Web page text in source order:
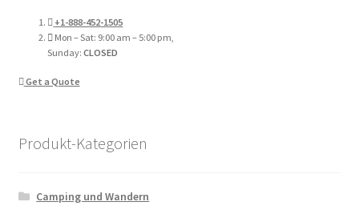
Datenschutz & AGB
FAQ — Häufig gestellte Fragen
Rückgabe & Umtausch
+1-888-452-1505
Mon – Sat: 9:00 am – 5:00 pm,
Sunday:CLOSED
Get a Quote
Produkt-Kategorien
Camping und Wandern